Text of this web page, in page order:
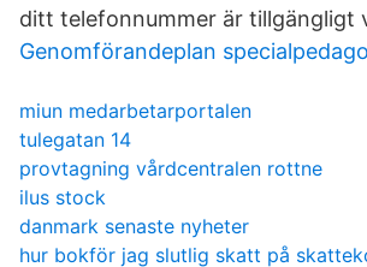
ditt telefonnummer är tillgängligt
Genomförandeplan
miun medarbetarportalen
tulegatan 14
provtagning vårdcentralen rottne
ilus stock
danmark senaste nyheter
hur bokför jag slutlig skatt på